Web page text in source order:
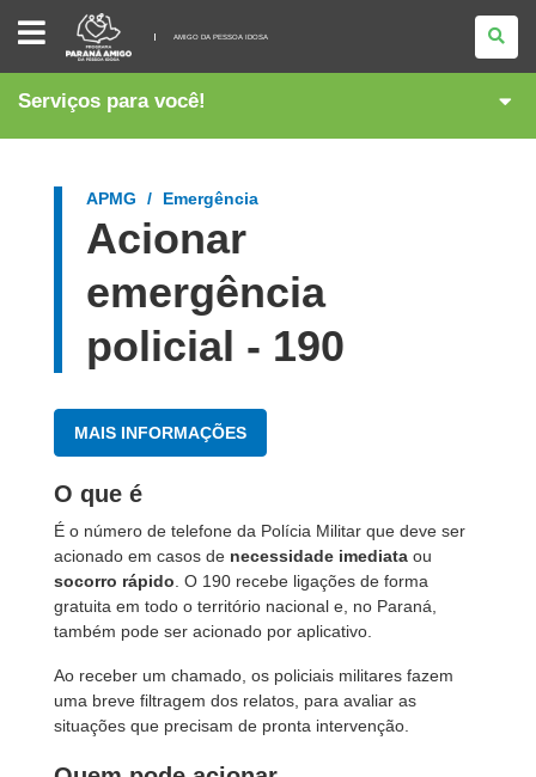
AMIGO
DA
PESSOA
IDOSA
AMIGO DA PESSOA IDOSA
Serviços para você!
APMG Emergência
Acionar
emergência
policial - 190
MAIS INFORMAÇÕES
O que é
É o número de telefone da Polícia Militar que deve ser
acionado em casos de necessidade imediata ou
socorro rápido . O 190 recebe ligações de forma
gratuita em todo o território nacional e, no Paraná,
também pode ser acionado por aplicativo.
Ao receber um chamado, os policiais militares fazem
uma breve filtragem dos relatos, para avaliar as
situações que precisam de pronta intervenção.